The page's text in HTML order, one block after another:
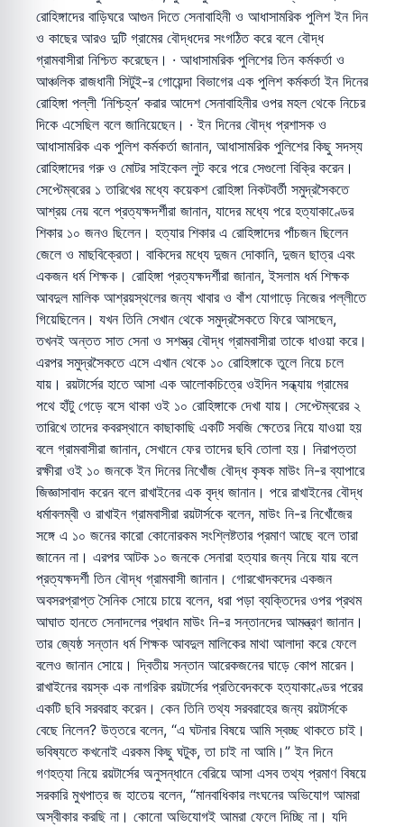
রোহিঙ্গাদের বাড়িঘরে আগুন দিতে সেনাবাহিনী ও আধাসামরিক পুলিশ ইন দিন
ও কাছের আরও দুটি গ্রামের বৌদ্ধদের সংগঠিত করে বলে বৌদ্ধ
গ্রামবাসীরা নিশ্চিত করেছেন। · আধাসামরিক পুলিশের তিন কর্মকর্তা ও
আঞ্চলিক রাজধানী সিটুই-র গোয়েন্দা বিভাগের এক পুলিশ কর্মকর্তা ইন দিনের
রোহিঙ্গা পল্লী ‘নিশ্চিহ্ন’ করার আদেশ সেনাবাহিনীর ওপর মহল থেকে নিচের
দিকে এসেছিল বলে জানিয়েছেন। · ইন দিনের বৌদ্ধ প্রশাসক ও
আধাসামরিক এক পুলিশ কর্মকর্তা জানান, আধাসামরিক পুলিশের কিছু সদস্য
রোহিঙ্গাদের গরু ও মোটর সাইকেল লুট করে পরে সেগুলো বিক্রি করেন।
সেপ্টেম্বরের ১ তারিখের মধ্যে কয়েকশ রোহিঙ্গা নিকটবর্তী সমুদ্রসৈকতে
আশ্রয় নেয় বলে প্রত্যক্ষদর্শীরা জানান, যাদের মধ্যে পরে হত্যাকাণ্ডের
শিকার ১০ জনও ছিলেন। হত্যার শিকার এ রোহিঙ্গাদের পাঁচজন ছিলেন
জেলে ও মাছবিক্রেতা। বাকিদের মধ্যে দুজন দোকানি, দুজন ছাত্র এবং
একজন ধর্ম শিক্ষক। রোহিঙ্গা প্রত্যক্ষদর্শীরা জানান, ইসলাম ধর্ম শিক্ষক
আবদুল মালিক আশ্রয়স্থলের জন্য খাবার ও বাঁশ যোগাড়ে নিজের পল্লীতে
গিয়েছিলেন। যখন তিনি সেখান থেকে সমুদ্রসৈকতে ফিরে আসছেন,
তখনই অন্তত সাত সেনা ও সশস্ত্র বৌদ্ধ গ্রামবাসীরা তাকে ধাওয়া করে।
এরপর সমুদ্রসৈকতে এসে এখান থেকে ১০ রোহিঙ্গাকে তুলে নিয়ে চলে
যায়। রয়টার্সের হাতে আসা এক আলোকচিত্রে ওইদিন সন্ধ্যায় গ্রামের
পথে হাঁটু গেড়ে বসে থাকা ওই ১০ রোহিঙ্গাকে দেখা যায়। সেপ্টেম্বরের ২
তারিখে তাদের কবরস্থানে কাছাকাছি একটি সবজি ক্ষেতের নিয়ে যাওয়া হয়
বলে গ্রামবাসীরা জানান, সেখানে ফের তাদের ছবি তোলা হয়। নিরাপত্তা
রক্ষীরা ওই ১০ জনকে ইন দিনের নিখোঁজ বৌদ্ধ কৃষক মাউং নি-র ব্যাপারে
জিজ্ঞাসাবাদ করেন বলে রাখাইনের এক বৃদ্ধ জানান। পরে রাখাইনের বৌদ্ধ
ধর্মাবলম্বী ও রাখাইন গ্রামবাসীরা রয়টার্সকে বলেন, মাউং নি-র নিখোঁজের
সঙ্গে এ ১০ জনের কারো কোনোরকম সংশ্লিষ্টতার প্রমাণ আছে বলে তারা
জানেন না। এরপর আটক ১০ জনকে সেনারা হত্যার জন্য নিয়ে যায় বলে
প্রত্যক্ষদর্শী তিন বৌদ্ধ গ্রামবাসী জানান। গোরখোদকদের একজন
অবসরপ্রাপ্ত সৈনিক সোয়ে চায়ে বলেন, ধরা পড়া ব্যক্তিদের ওপর প্রথম
আঘাত হানতে সেনাদলের প্রধান মাউং নি-র সন্তানদের আমন্ত্রণ জানান।
তার জ্যেষ্ঠ সন্তান ধর্ম শিক্ষক আবদুল মালিকের মাথা আলাদা করে ফেলে
বলেও জানান সোয়ে। দ্বিতীয় সন্তান আরেকজনের ঘাড়ে কোপ মারেন।
রাখাইনের বয়স্ক এক নাগরিক রয়টার্সের প্রতিবেদককে হত্যাকাণ্ডের পরের
একটি ছবি সরবরাহ করেন। কেন তিনি তথ্য সরবরাহের জন্য রয়টার্সকে
বেছে নিলেন? উত্তরে বলেন, “এ ঘটনার বিষয়ে আমি স্বচ্ছ থাকতে চাই।
ভবিষ্যতে কখনোই এরকম কিছু ঘটুক, তা চাই না আমি।” ইন দিনে
গণহত্যা নিয়ে রয়টার্সের অনুসন্ধানে বেরিয়ে আসা এসব তথ্য প্রমাণ বিষয়ে
সরকারি মুখপাত্র জ হাতেয় বলেন, “মানবাধিকার লংঘনের অভিযোগ আমরা
অস্বীকার করছি না। কোনো অভিযোগই আমরা ফেলে দিচ্ছি না। যদি